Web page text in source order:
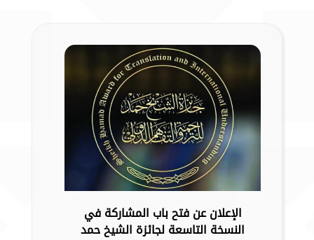
الإعلان عن فتح باب المشاركة في
النسخة التاسعة لجائزة الشيخ حمد